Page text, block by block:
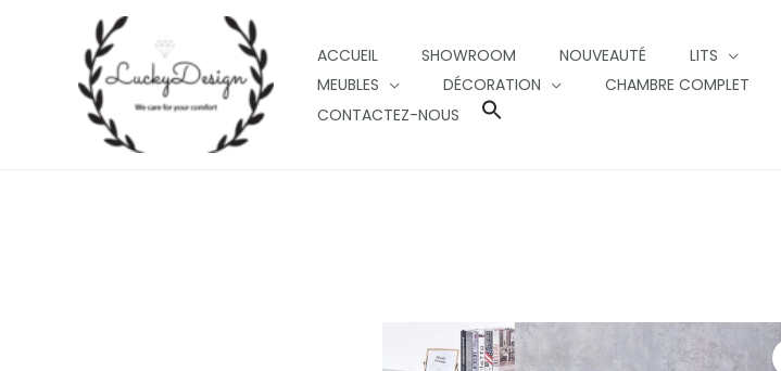
ACCUEIL SHOWROOM NOUVEAUTÉ LITS
MEUBLES
DÉCORATION CHAMBRE COMPLET
CONTACTEZ-NOUS